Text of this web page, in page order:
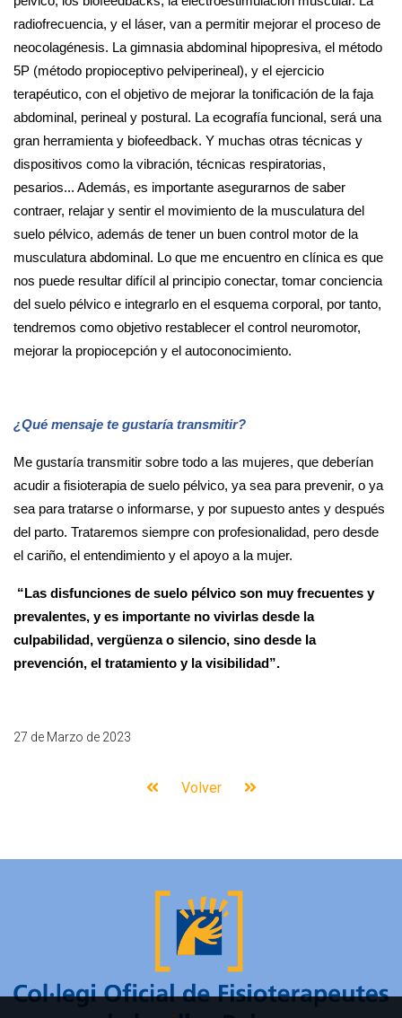
radiofrecuencia, y el láser, van a permitir mejorar el proceso de
neocolagénesis. La gimnasia abdominal hipopresiva, el método
5P (método propioceptivo pelviperineal), y el ejercicio
terapéutico, con el objetivo de mejorar la tonificación de la faja
abdominal, perineal y postural. La ecografía funcional, será una
gran herramienta y biofeedback. Y muchas otras técnicas y
dispositivos como la vibración, técnicas respiratorias,
pesarios... Además, es importante asegurarnos de saber
contraer, relajar y sentir el movimiento de la musculatura del
suelo pélvico, además de tener un buen control motor de la
musculatura abdominal. Lo que me encuentro en clínica es que
nos puede resultar difícil al principio conectar, tomar conciencia
del suelo pélvico e integrarlo en el esquema corporal, por tanto,
tendremos como objetivo restablecer el control neuromotor,
mejorar la propiocepción y el autoconocimiento.
¿Qué mensaje te gustaría transmitir?
Me gustaría transmitir sobre todo a las mujeres, que deberían
acudir a fisioterapia de suelo pélvico, ya sea para prevenir, o ya
sea para tratarse o informarse, y por supuesto antes y después
del parto. Trataremos siempre con profesionalidad, pero desde
el cariño, el entendimiento y el apoyo a la mujer.
“Las disfunciones de suelo pélvico son muy frecuentes y
prevalentes, y es importante no vivirlas desde la
culpabilidad, vergüenza o silencio, sino desde la
prevención, el tratamiento y la visibilidad”.
27 de Marzo de 2023
Volver